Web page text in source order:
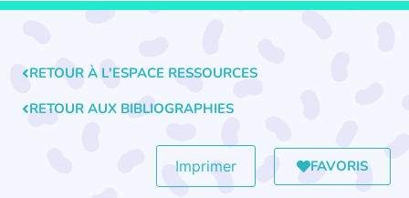
RETOUR À L'ESPACE RESSOURCES
RETOUR AUX BIBLIOGRAPHIES
Imprimer FAVORIS